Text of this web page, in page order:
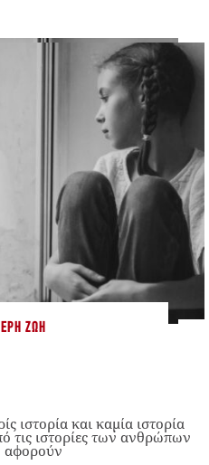
ΖΩΉ
ιστορία και καμία ιστορία
τις ιστορίες των ανθρώπων
αφορούν